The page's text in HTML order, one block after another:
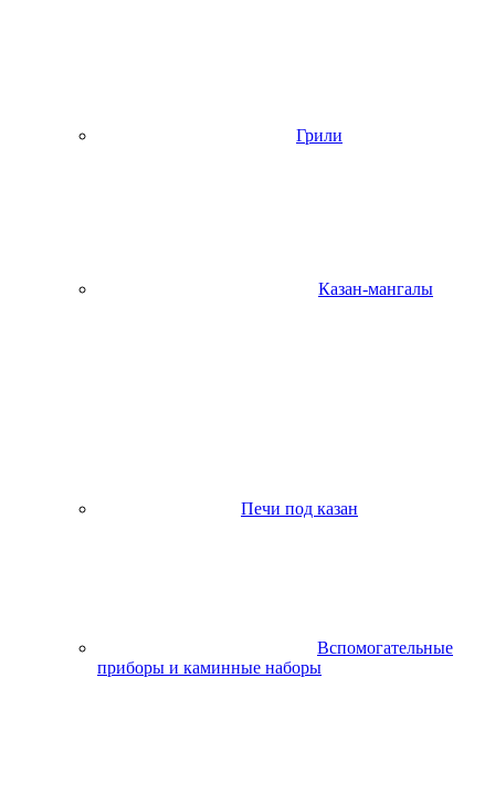
Грили
Казан-мангалы
Печи под казан
Вспомогательные
приборы и каминные наборы